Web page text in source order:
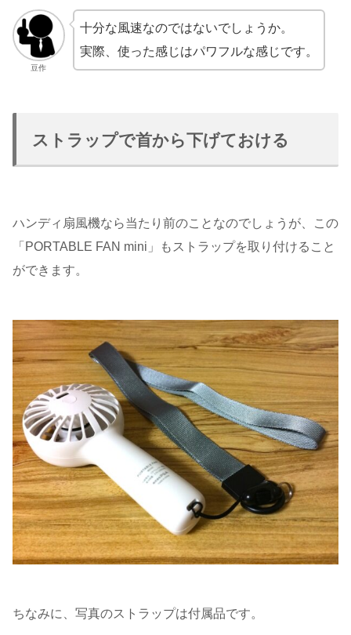
豆作
十分な風速なのではないでしょうか。
実際、使った感じはパワフルな感じです。
ストラップで首から下げておける
ハンディ扇風機なら当たり前のことなのでしょうが、この
「PORTABLE FAN mini」もストラップを取り付けること
ができます。
ちなみに、写真のストラップは付属品です。